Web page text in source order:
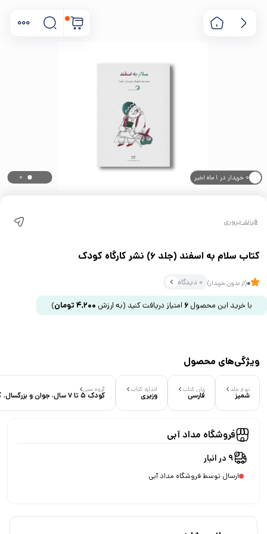
۰ خریدار در ۱ ماه اخیر
فرزند پروری
کتاب سلام به اسفند (جلد 6) نشر کارگاه کودک
0(از بدون خریدار) 0 دیدگاه
با خرید این محصول 6 امتیاز دریافت کنید (به ارزش 4,200 تومان)
ویژگی‌های محصول
نوع جلد
شمیز
زبان کتاب
فارسی
اندازه کتاب
وزیری
گروه سنی
کودک 5 تا 7 سال، جوان و بزرگسال، کودک 7 تا 9 سال
فروشگاه مداد آبی
9 در انبار
ارسال توسط فروشگاه مداد آبی